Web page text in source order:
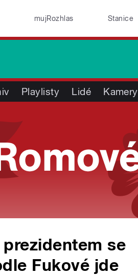
mujRozhlas Stanice
Playlisty Lidé Kamery
se
Fukové jde